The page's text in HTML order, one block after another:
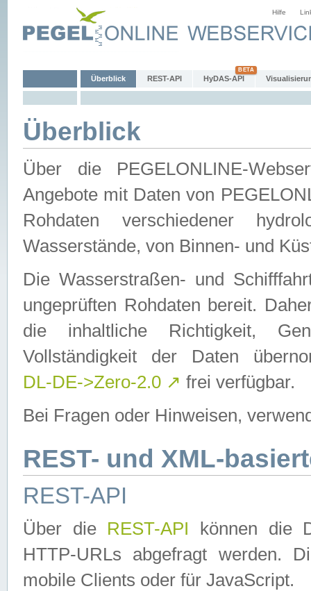
Hilfe
Überblick REST-API HyDAS-API
Überblick
Über die PEGELONLINE-
Angebote mit Daten von
Rohdaten verschiedener
Wasserstände, von Binnen- und
Die Wasserstraßen- und
ungeprüften Rohdaten bereit.
die inhaltliche Richtigkeit,
Vollständigkeit der Daten
DL-DE->Zero-2.0 ↗ frei verfügbar.
Bei Fragen oder Hinweisen,
REST- und XML-
REST-API
Über die REST-API können die
HTTP-URLs abgefragt werden.
mobile Clients oder für JavaScript.